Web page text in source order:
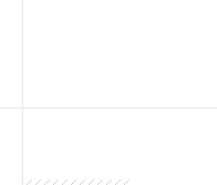
REGISTRIRAJTE SE